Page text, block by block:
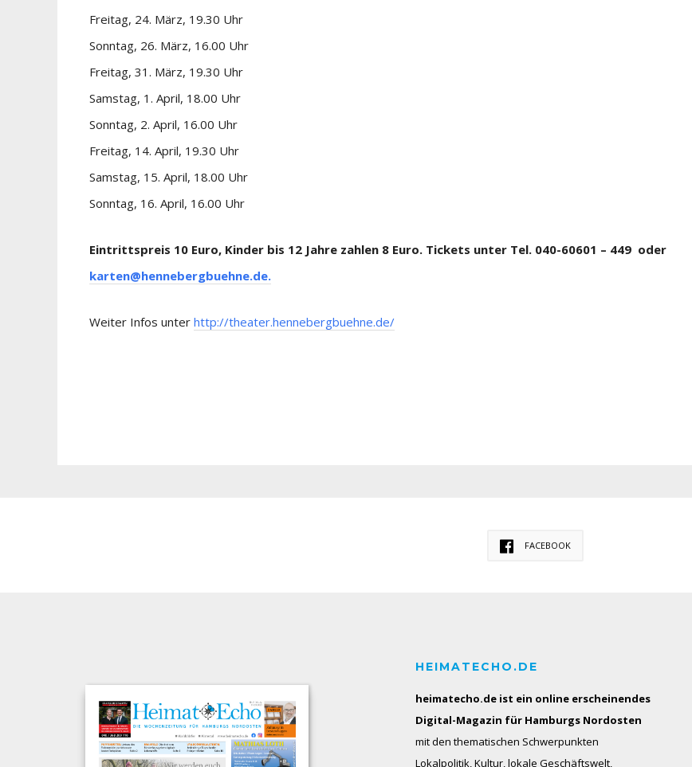
Freitag, 24. März, 19.30 Uhr
Sonntag, 26. März, 16.00 Uhr
Freitag, 31. März, 19.30 Uhr
Samstag, 1. April, 18.00 Uhr
Sonntag, 2. April, 16.00 Uhr
Freitag, 14. April, 19.30 Uhr
Samstag, 15. April, 18.00 Uhr
Sonntag, 16. April, 16.00 Uhr
Eintrittspreis 10 Euro, Kinder bis 12 Jahre zahlen 8 Euro. Tickets unter Tel. 040-60601 – 449 oder
karten@hennebergbuehne.de.
Weiter Infos unter http://theater.hennebergbuehne.de/
FACEBOOK
HEIMATECHO.DE
heimatecho.de ist ein online erscheinendes
Digital-Magazin für Hamburgs Nordosten
mit den thematischen Schwerpunkten
Lokalpolitik, Kultur, lokale Geschäftswelt,